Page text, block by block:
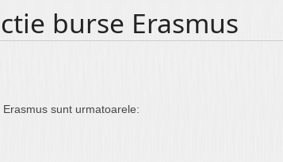
burse Erasmus
sunt urmatoarele: